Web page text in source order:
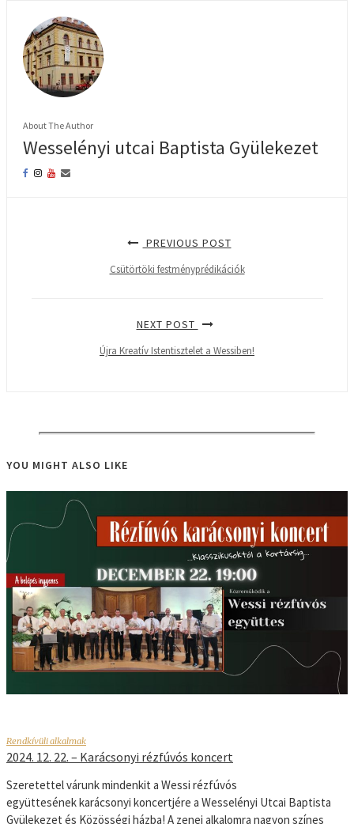
About The Author
Wesselényi utcai Baptista Gyülekezet
PREVIOUS POST
Csütörtöki festményprédikációk
NEXT POST
Újra Kreatív Istentisztelet a Wessiben!
YOU MIGHT ALSO LIKE
Rendkívüli alkalmak
2024. 12. 22. – Karácsonyi rézfúvós koncert
Szeretettel várunk mindenkit a Wessi rézfúvós
együttesének karácsonyi koncertjére a Wesselényi Utcai Baptista
Gyülekezet és Közösségi házba! A zenei alkalomra nagyon színes